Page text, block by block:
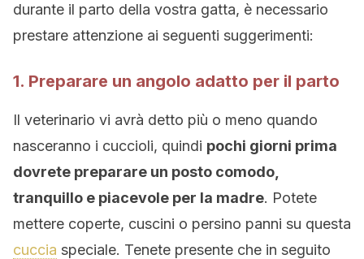
durante il parto della vostra gatta, è necessario
prestare attenzione ai seguenti suggerimenti:
1. Preparare un angolo adatto per il parto
Il veterinario vi avrà detto più o meno quando
nasceranno i cuccioli, quindi pochi giorni prima
dovrete preparare un posto comodo,
tranquillo e piacevole per la madre. Potete
mettere coperte, cuscini o persino panni su questa
cuccia speciale. Tenete presente che in seguito